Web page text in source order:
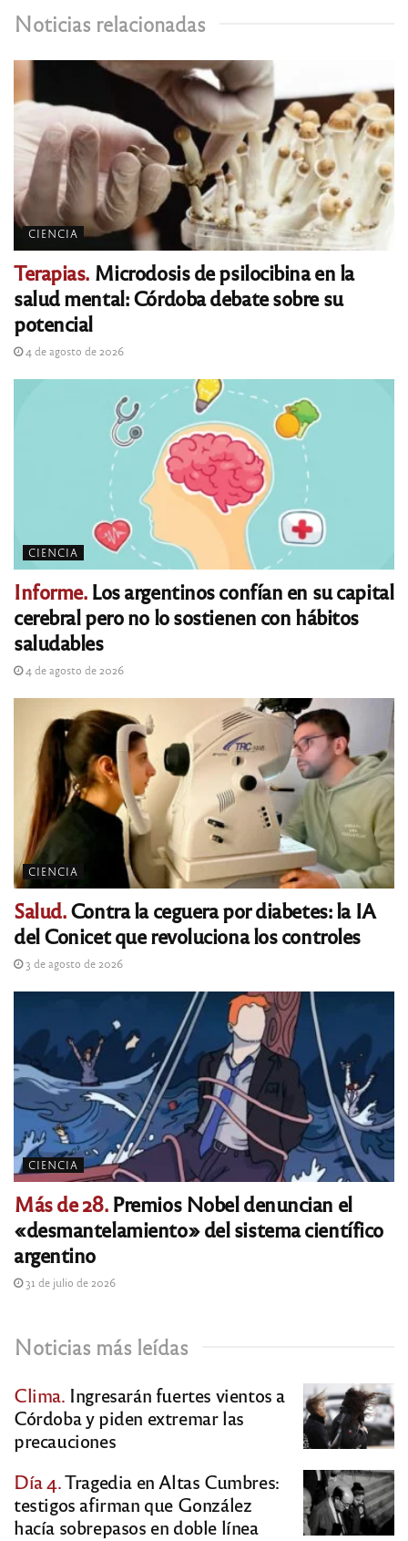
Noticias relacionadas
CIENCIA
Terapias. Microdosis de psilocibina en la
salud mental: Córdoba debate sobre su
potencial
4 de agosto de 2026
CIENCIA
Informe.Los argentinos confían en su capital
cerebral pero no lo sostienen con hábitos
saludables
4 de agosto de 2026
CIENCIA
Salud.Contra la ceguera por diabetes: la IA
del Conicet que revoluciona los controles
3 de agosto de 2026
CIENCIA
Más de 28.Premios Nobel denuncian el
«desmantelamiento» del sistema científico
argentino
31 de julio de 2026
Noticias más leídas
Clima. Ingresarán fuertes vientos a
Córdoba y piden extremar las
precauciones
Día 4.Tragedia en Altas Cumbres:
testigos afirman que González
hacía sobrepasos en doble línea